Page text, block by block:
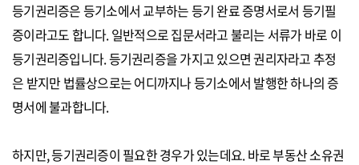
등기권리증은 등기소에서 교부하는등기 완료 증명서로서 등기필
증이라고도 합니다. 일반적으로 집문서라고 불리는 서류가 바로 이
등기권리증입니다. 등기권리증을 가지고 있으면 권리자라고 추정
은 받지만 법률상으로는 어디까지나 등기소에서 발행한 하나의 증
명서에 불과합니다.
하지만, 등기권리증이 필요한 경우가 있는데요. 바로 부동산 소유권